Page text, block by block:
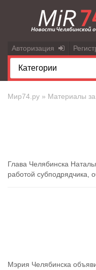
Авторизация
Мир74.ру » Материалы
Глава Челябинска
работой субподрядчика,
Мэрия Челябинска